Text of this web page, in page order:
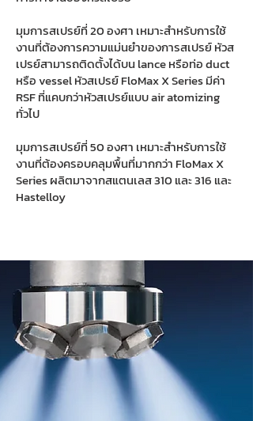
มุมการสเปรย์ที่ 20 องศา เหมาะสำหรับการใช้
งานที่ต้องการความแม่นยำของการสเปรย์ หัวส
เปรย์สามารถติดตั้งได้บน lance หรือท่อ duct
หรือ vessel หัวสเปรย์ FloMax X Series มีค่า
RSF ที่แคบกว่าหัวสเปรย์แบบ air atomizing
ทั่วไป
มุมการสเปรย์ที่ 50 องศา เหมาะสำหรับการใช้
งานที่ต้องครอบคลุมพื้นที่มากกว่า FloMax X
Series ผลิตมาจากสแตนเลส 310 และ 316 และ
Hastelloy